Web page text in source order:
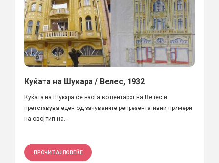
Куќата на Шукара / Велес, 1932
Куќата на Шукара се наоѓа во центарот на Велес и
претставува еден од зачуваните репрезентативни примери
на овој тип на...
ПРОЧИТАЈ ПОВЕЌЕ